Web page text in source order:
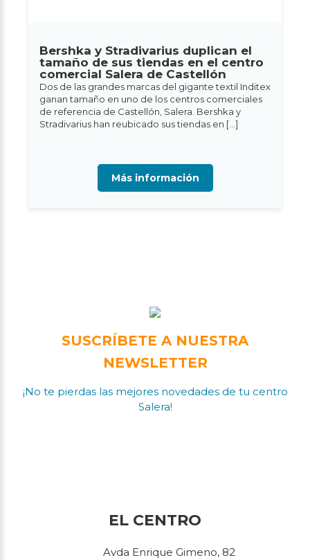
Bershka y Stradivarius duplican el
tamaño de sus tiendas en el centro
comercial Salera de Castellón
Dos de las grandes marcas del gigante textil Inditex
ganan tamaño en uno de los centros comerciales
de referencia de Castellón, Salera. Bershka y
Stradivarius han reubicado sus tiendas en […]
Más información
SUSCRÍBETE A NUESTRA
NEWSLETTER
¡No te pierdas las mejores novedades de tu centro
Salera!
EL CENTRO
Avda Enrique Gimeno, 82